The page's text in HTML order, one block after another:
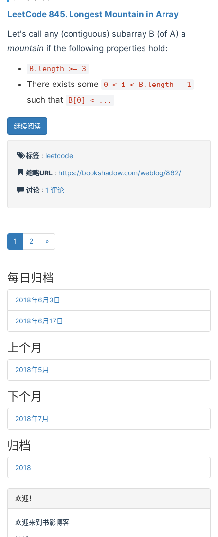
LeetCode 845. Longest Mountain in Array
Let's call any (contiguous) subarray B (of A) a
mountain if the following properties hold:
B.length >= 3
There exists some 0 < i < B.length - 1
such that B[0] < ...
继续阅读
标签 : leetcode
缩略URL : https://bookshadow.com/weblog/862/
讨论: 1 评论
1 2 »
每日归档
2018年6月3日
2018年6月17日
上个月
2018年5月
下个月
2018年7月
归档
2018
欢迎！
欢迎来到书影博客